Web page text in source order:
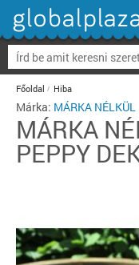
Főoldal Hiba
Márka: MÁRKA NÉLKÜL
MÁRKA
PEPPY